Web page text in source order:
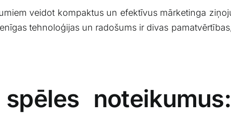
veidot kompaktus ⁣un ​efektīvus mārketinga
⁣tehnoloģijas un radošums ir​ divas